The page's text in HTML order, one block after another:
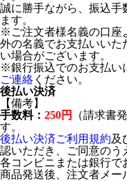
誠に勝手ながら、振込手
ます。
※ご注文者様名義の口座
外の名義でお支払いいた
い場合がございます。
※銀行振込でのお支払い
ご連絡 ください。
後払い決済
【備考】
手数料： 250円
（請求書
す。
後払い決済ご利用規約及
認いただき、ご同意のう
各コンビニまたは銀行で
商品発送後、注文者メー